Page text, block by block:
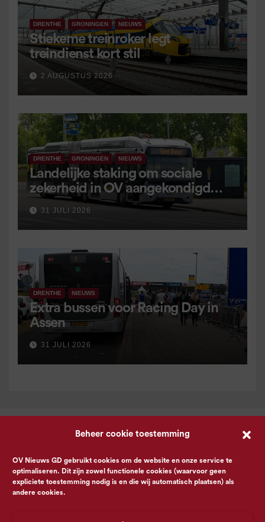
Beheer cookie toestemming
OV Nieuws GD gebruikt cookies om de website en onze service te
optimaliseren. Dit zijn zowel functionele cookies (waarvoor geen
expliciete toestemming nodig is en die wij automatisch plaatsen) als
andere cookies.
DRENTHE GRONINGEN NIEUWS
Stiekeme treinroker legt
treindienst kort stil
2 AUGUSTUS 2026
DRENTHE GRONINGEN NIEUWS
Landelijke staking om sociale
zekerheid in OV aangekondigd
voor 9 september
31 JULI 2026
DRENTHE NIEUWS
Extra bussen voor Racing Day in
Assen
31 JULI 2026